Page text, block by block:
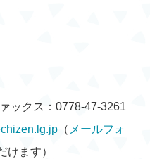
ックス：0778-47-3261
（ メールフォ
けます）